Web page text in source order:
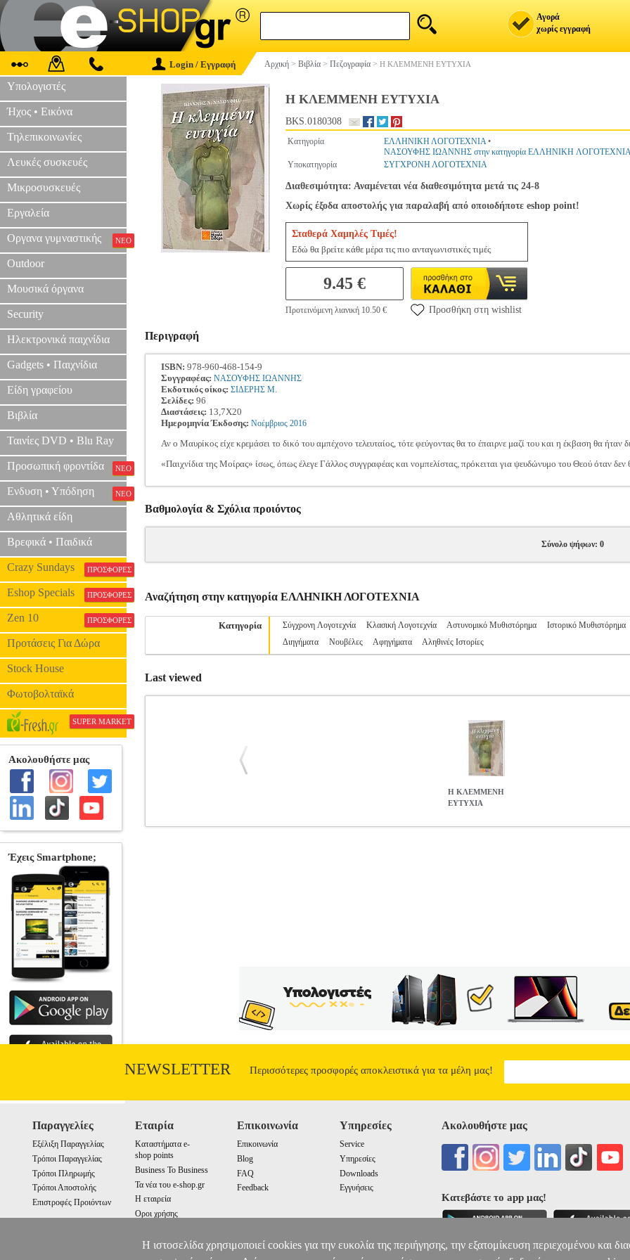
Αγορά
χωρίς εγγραφή
Login / Εγγραφή Αρχική > Βιβλία > Πεζογραφία > Η ΚΛΕΜΜΕΝΗ ΕΥΤΥΧΙΑ
Υπολογιστές
Ήχος • Εικόνα
Τηλεπικοινωνίες
Λευκές συσκευές
Μικροσυσκευές
Εργαλεία
Οργανα γυμναστικής ΝΕΟ
Outdoor
Μουσικά όργανα
Security
Ηλεκτρονικά παιχνίδια
Gadgets • Παιχνίδια
Είδη γραφείου
Βιβλία
Ταινίες DVD • Blu Ray
Προσωπική φροντίδα ΝΕΟ
Ενδυση • Υπόδηση ΝΕΟ
Αθλητικά είδη
Βρεφικά • Παιδικά
Crazy Sundays ΠΡΟΣΦΟΡΕΣ
Eshop Specials ΠΡΟΣΦΟΡΕΣ
Zen 10 ΠΡΟΣΦΟΡΕΣ
Προτάσεις Για Δώρα
Stock House
Φωτοβολταϊκά
SUPER MARKET
Η ΚΛΕΜΜΕΝΗ ΕΥΤΥΧΙΑ
BKS.0180308
Κατηγορία ΕΛΛΗΝΙΚΗ ΛΟΓΟΤΕΧΝΙΑ•
ΝΑΣΟΥΦΗΣ ΙΩΑΝΝΗΣ στην κατηγορία ΕΛΛΗΝΙΚΗ
Υποκατηγορία
ΣΥΓΧΡΟΝΗ ΛΟΓΟΤΕΧΝΙΑ
Διαθεσιμότητα: Αναμένεται νέα διαθεσιμότητα μετά τις 24-8
Χωρίς έξοδα αποστολής για παραλαβή από οποιοδήποτε eshop point!
Σταθερά Χαμηλές Τιμές!
Εδώ θα βρείτε κάθε μέρα τις πιο ανταγωνιστικές τιμές
9.45 €
Προτεινόμενη λιανική 10.50 € Προσθήκη στη wishlist
Περιγραφή
ISBN: 978-960-468-154-9
Συγγραφέας: ΝΑΣΟΥΦΗΣ ΙΩΑΝΝΗΣ
Εκδοτικός οίκος: ΣΙΔΕΡΗΣ Μ.
Σελίδες: 96
Διαστάσεις: 13,7Χ20
Ημερομηνία Έκδοσης: Νοέμβριος 2016
Αν ο Μαυρίκος είχε κρεμάσει το δικό του αμπέχονο τελευταίος, τότε φεύγοντας θα το έπαιρνε μαζί του και η έκβαση θα ήταν
«Παιχνίδια της Μοίρας» ίσως, όπως έλεγε Γάλλος συγγραφέας και νομπελίστας, πρόκειται για ψευδώνυμο του Θεού όταν δεν
Βαθμολογία & Σχόλια προιόντος
Σύνολο ψήφων: 0
Αναζήτηση στην κατηγορία ΕΛΛΗΝΙΚΗ ΛΟΓΟΤΕΧΝΙΑ
Κατηγορία Σύγχρονη Λογοτεχνία Κλασική Λογοτεχνία Αστυνομικό Μυθιστόρημα Ιστορικό Μυθιστόρημα
Διηγήματα
Νουβέλες Αφηγήματα Αληθινές Ιστορίες
Last viewed
Η ΚΛΕΜΜΕΝΗ
ΕΥΤΥΧΙΑ
NEWSLETTER Περισσότερες προσφορές αποκλειστικά για τα μέλη μας!
Παραγγελίες
Εξέλιξη Παραγγελίας
Τρόποι Παραγγελίας
Τρόποι Πληρωμής
Τρόποι Αποστολής
Επιστροφές Προιόντων
Εταιρία
Καταστήματα e-
shop points
Business To Business
Τα νέα του e-shop.gr
Η εταιρεία
Οροι χρήσης
Επικοινωνία
Επικοινωνία
Blog
FAQ
Feedback
Υπηρεσίες
Service
Υπηρεσίες
Downloads
Εγγυήσεις
Ακολουθήστε μας
Κατεβάστε το app μας!
Η ιστοσελίδα χρησιμοποιεί cookies για την ευκολία της περιήγησης, την εξατομίκευση περιεχομένου και